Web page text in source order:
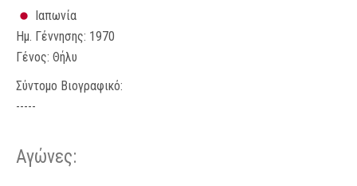
Ιαπωνία
Ημ. Γέννησης: 1970
Γένος: Θήλυ
Σύντομο Βιογραφικό:
-----
Αγώνες: